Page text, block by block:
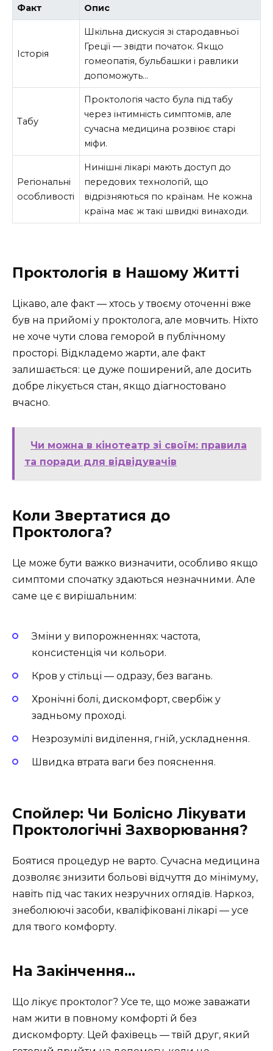
Факт Опис
Історія
Шкільна дискусія зі стародавньої
Греції — звідти початок. Якщо
гомеопатія, бульбашки і равлики
допоможуть…
Табу
Проктологія часто була під табу
через інтимність симптомів, але
сучасна медицина розвіює старі
міфи.
Регіональні
особливості
Нинішні лікарі мають доступ до
передових технологій, що
відрізняються по країнам. Не кожна
країна має ж такі швидкі винаходи.
Проктологія в Нашому Житті
Цікаво, але факт — хтось у твоєму оточенні вже
був на прийомі у проктолога, але мовчить. Ніхто
не хоче чути слова геморой в публічному
просторі. Відкладемо жарти, але факт
залишається: це дуже поширений, але досить
добре лікується стан, якщо діагностовано
вчасно.
Чи можна в кінотеатр зі своїм: правила
та поради для відвідувачів
Коли Звертатися до
Проктолога?
Це може бути важко визначити, особливо якщо
симптоми спочатку здаються незначними. Але
саме це є вирішальним:
Зміни у випорожненнях: частота,
консистенція чи кольори.
Кров у стільці — одразу, без вагань.
Хронічні болі, дискомфорт, свербіж у
задньому проході.
Незрозумілі виділення, гній, ускладнення.
Швидка втрата ваги без пояснення.
Спойлер: Чи Болісно Лікувати
Проктологічні Захворювання?
Боятися процедур не варто. Сучасна медицина
дозволяє знизити больові відчуття до мінімуму,
навіть під час таких незручних оглядів. Наркоз,
знеболюючі засоби, кваліфіковані лікарі — усе
для твого комфорту.
На Закінчення…
Що лікує проктолог? Усе те, що може заважати
нам жити в повному комфорті й без
дискомфорту. Цей фахівець — твій друг, який